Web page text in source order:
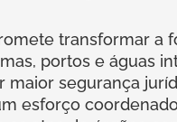
transformar a
portos e águas
segurança
esforço